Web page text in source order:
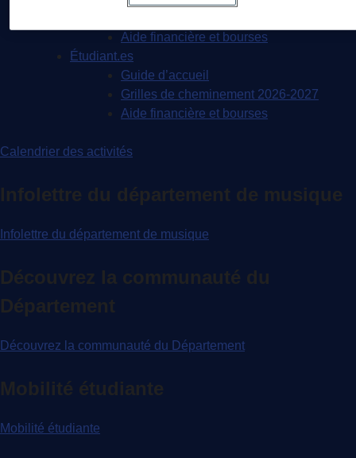
Aide financière et bourses
Étudiant.es
Guide d’accueil
Grilles de cheminement 2026-2027
Aide financière et bourses
Calendrier des activités
Infolettre du département de musique
Infolettre du département de musique
Découvrez la communauté du
Département
Découvrez la communauté du Département
Mobilité étudiante
Mobilité étudiante